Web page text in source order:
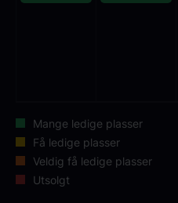
Mange ledige plasser
Få ledige plasser
Veldig få ledige plasser
Utsolgt